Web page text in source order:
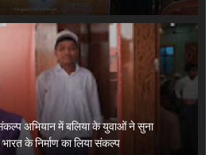
अभियान में बलिया के युवाओं ने सुना
के निर्माण का लिया संकल्प